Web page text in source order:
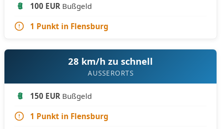
100 EUR Bußgeld
1 Punkt in Flensburg
28 km/h zu schnell
AUSSERORTS
150 EUR Bußgeld
1 Punkt in Flensburg